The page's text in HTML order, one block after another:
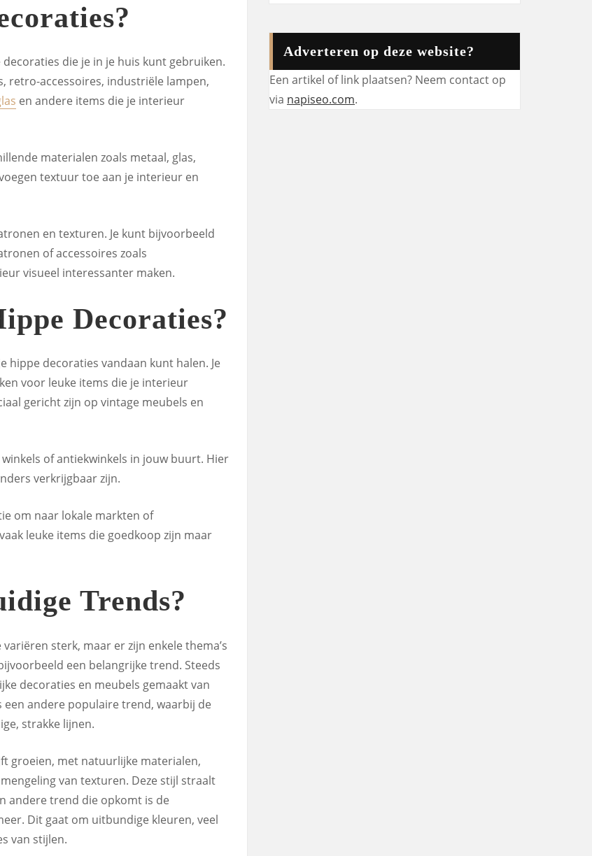
die je in je huis kunt gebruiken.
retro-accessoires, industriële lampen,
en andere items die je interieur
materialen zoals metaal, glas,
textuur toe aan je interieur en
en texturen. Je kunt bijvoorbeeld
of accessoires zoals
visueel interessanter maken.
Decoraties?
hippe decoraties vandaan kunt halen. Je
voor leuke items die je interieur
gericht zijn op vintage meubels en
of antiekwinkels in jouw buurt. Hier
verkrijgbaar zijn.
om naar lokale markten of
leuke items die goedkoop zijn maar
Trends?
sterk, maar er zijn enkele thema’s
een belangrijke trend. Steeds
decoraties en meubels gemaakt van
andere populaire trend, waarbij de
strakke lijnen.
groeien, met natuurlijke materialen,
van texturen. Deze stijl straalt
andere trend die opkomt is de
Dit gaat om uitbundige kleuren, veel
van stijlen.
Adverteren op deze website?
Een artikel of link plaatsen? Neem contact op
via napiseo.com.